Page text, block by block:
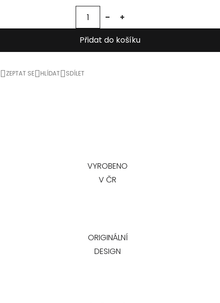
Přidat do košíku
ZEPTAT SE HLÍDAT SDÍLET
VYROBENO
V ČR
ORIGINÁLNÍ
DESIGN